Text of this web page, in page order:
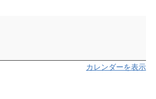
カレンダーを表示